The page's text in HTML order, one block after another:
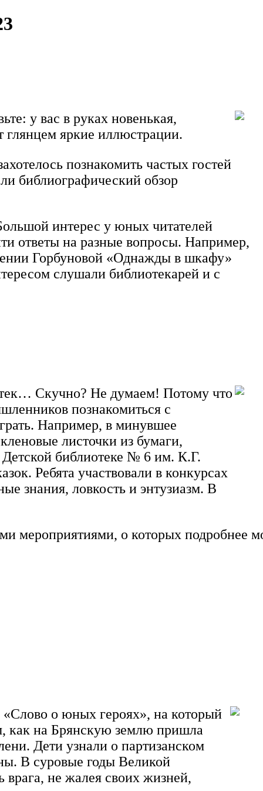
у вас в руках новенькая,
глянцем яркие иллюстрации.
познакомить частых гостей
библиографический обзор
интерес у юных читателей
ответы на разные вопросы. Например,
Горбуновой «Однажды в шкафу»
слушали библиотекарей и с
Скучно? Не думаем! Потому что
познакомиться с
Например, в минувшее
листочки из бумаги,
библиотеке № 6 им. К.Г.
Ребята участвовали в конкурсах
знания, ловкость и энтузиазм. В
мероприятиями, о которых подробнее
о юных героях», на который
как на Брянскую землю пришла
Дети узнали о партизанском
В суровые годы Великой
врага, не жалея своих жизней,